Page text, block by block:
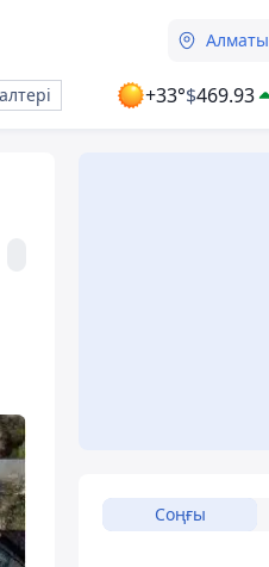
Алматы
+33°$469.93
Соңғы